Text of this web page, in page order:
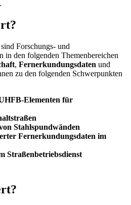
Forschungs- und
in den folgenden Themenbereichen
, Fernerkundungsdaten und
zu den folgenden Schwerpunkten
Elementen für
Stahlspundwänden
Fernerkundungsdaten im
Straßenbetriebsdienst